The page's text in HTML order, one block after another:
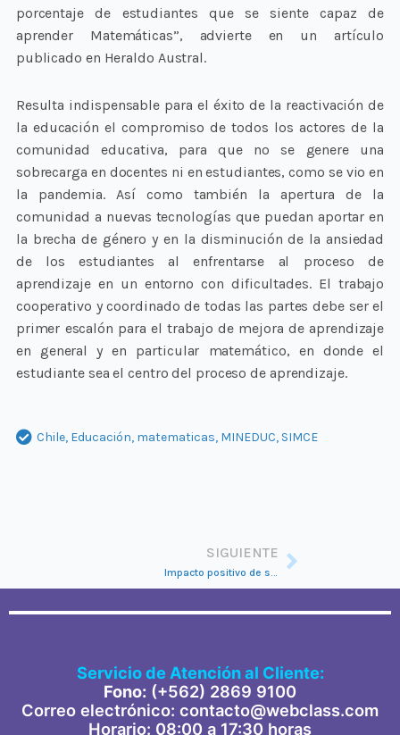
porcentaje de estudiantes que se siente capaz de
aprender Matemáticas”, advierte en un artículo
publicado en Heraldo Austral.
Resulta indispensable para el éxito de la reactivación de
la educación el compromiso de todos los actores de la
comunidad educativa, para que no se genere una
sobrecarga en docentes ni en estudiantes, como se vio en
la pandemia. Así como también la apertura de la
comunidad a nuevas tecnologías que puedan aportar en
la brecha de género y en la disminución de la ansiedad
de los estudiantes al enfrentarse al proceso de
aprendizaje en un entorno con dificultades. El trabajo
cooperativo y coordinado de todas las partes debe ser el
primer escalón para el trabajo de mejora de aprendizaje
en general y en particular matemático, en donde el
estudiante sea el centro del proceso de aprendizaje.
Chile, Educación, matematicas, MINEDUC, SIMCE
SIGUIENTE
Impacto positivo de softwares en la gestión educativa en Chile y Latinoamérica.
Servicio de Atención al Cliente:
Fono: (+562) 2869 9100
Correo electrónico: contacto@webclass.com
Horario: 08:00 a 17:30 horas